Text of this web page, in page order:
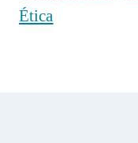
Ética